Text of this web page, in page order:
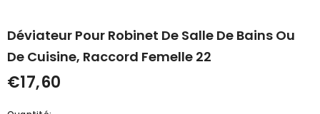
Déviateur Pour Robinet De Salle De Bains Ou
De Cuisine, Raccord Femelle 22
€17,60